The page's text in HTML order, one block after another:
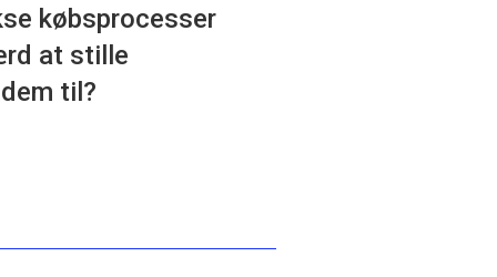
købsprocesser
at stille
til?